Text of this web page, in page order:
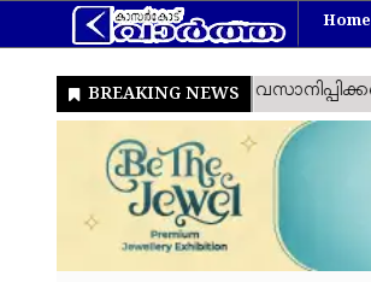
Home